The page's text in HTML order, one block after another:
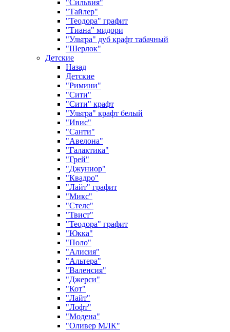
"Сильвия"
"Тайлер"
"Теодора" графит
"Тиана" мидори
"Ультра" дуб крафт табачный
"Шерлок"
Детские
Назад
Детские
"Римини"
"Сити"
"Сити" крафт
"Ультра" крафт белый
"Ивис"
"Санти"
"Авелона"
"Галактика"
"Грей"
"Джуниор"
"Квадро"
"Лайт" графит
"Микс"
"Стелс"
"Твист"
"Теодора" графит
"Юкка"
"Поло"
"Алисия"
"Альтера"
"Валенсия"
"Джерси"
"Кот"
"Лайт"
"Лофт"
"Модена"
"Оливер МЛК"